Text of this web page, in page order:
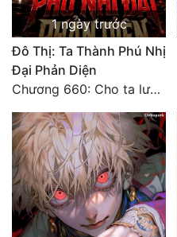
Đồng Nhân
Cẩu Đạo Trường Sinh
Ngự Thú
Truyện Nam
Truyện Nữ
Vô Địch Lưu
1 ngày trước
Đô Thị: Ta Thành Phú Nhị
Đại Phản Diện
Chương 660: Cho ta lưu lại